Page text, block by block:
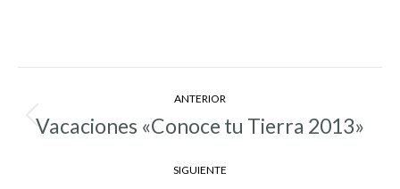
Navegación
entre
ANTERIOR
Entrada
Vacaciones «Conoce tu Tierra 2013»
SIGUIENTE